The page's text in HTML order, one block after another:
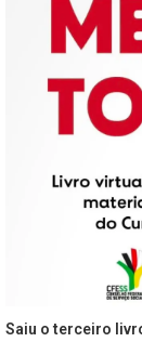
Saiu o terceiro